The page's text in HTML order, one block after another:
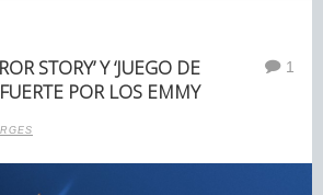
STORY’ Y ‘JUEGO DE
POR LOS EMMY
1